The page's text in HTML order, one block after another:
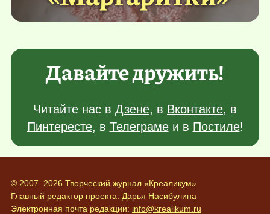
Давайте дружить!
Читайте нас в Дзене, в Вконтакте, в
Пинтересте, в Телеграмеи в Постиле!
© 2007–2026 Творческий журнал «Креаликум»
Главный редактор проекта: Дарья Насибулина
Электронная почта редакции: info@krealikum.ru